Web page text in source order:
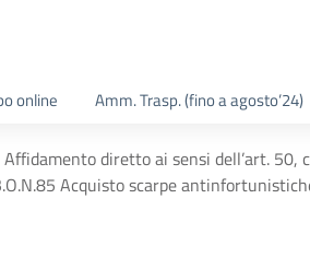
online Amm. Trasp. (fino a agosto’24)
Affidamento diretto ai sensi dell’art. 50,
Acquisto scarpe